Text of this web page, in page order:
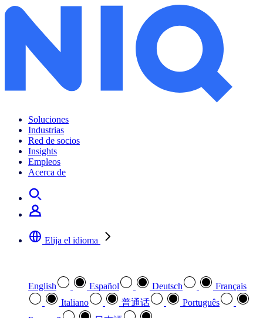
Soluciones
Industrias
Red de socios
Insights
Empleos
Acerca de
Elija el idioma
English Español Deutsch
Français
Italiano
普通话
Português